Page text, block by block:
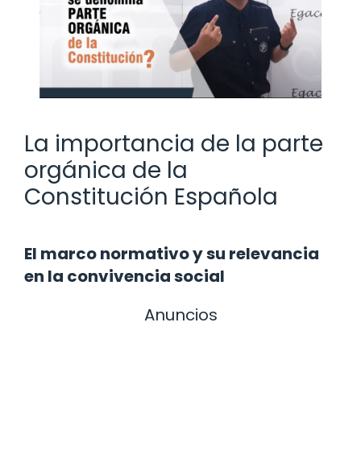
La importancia de la parte
orgánica de la
Constitución Española
El marco normativo y su relevancia
en la convivencia social
Anuncios